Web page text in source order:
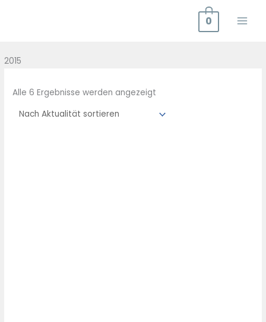
0
2015
Alle 6 Ergebnisse werden angezeigt